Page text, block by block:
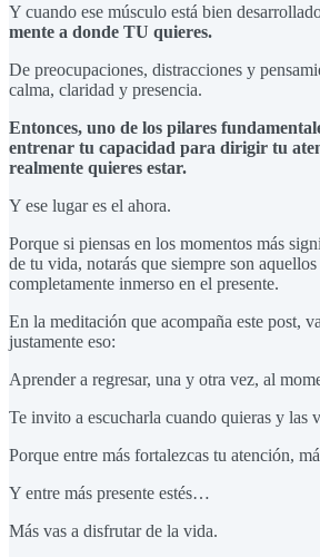
Y cuando ese músculo está bien
mente a donde TU quieres.
De preocupaciones, distracciones y
calma, claridad y presencia.
Entonces, uno de los pilares
entrenar tu capacidad para dirigir tu
realmente quieres estar.
Y ese lugar es el ahora.
Porque si piensas en los momentos más
de tu vida, notarás que siempre son aquellos
completamente inmerso en el presente.
En la meditación que acompaña este post,
justamente eso:
Aprender a regresar, una y otra vez, al
Te invito a escucharla cuando quieras y las
Porque entre más fortalezcas tu atención,
Y entre más presente estés…
Más vas a disfrutar de la vida.